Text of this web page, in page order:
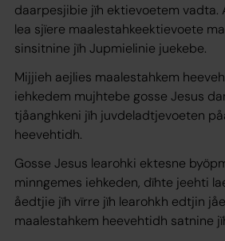
daarpesjibie jïh ektievoetem vadta.
lea sjïere maalestahkeektievoete
sinsitnine jïh Jupmielinie juekebe.
Mijjieh aejlies maalestahkem
iehkedem mujhtebe gosse Jesus
tjåanghkeni jïh juvdeladtjevoeten
heevehtidh.
Gosse Jesus learohki ektesne
minngemes iehkeden, dïhte jeehti
åedtjie jïh vïrre jïh learohkh edtjin
maalestahkem heevehtidh satnine